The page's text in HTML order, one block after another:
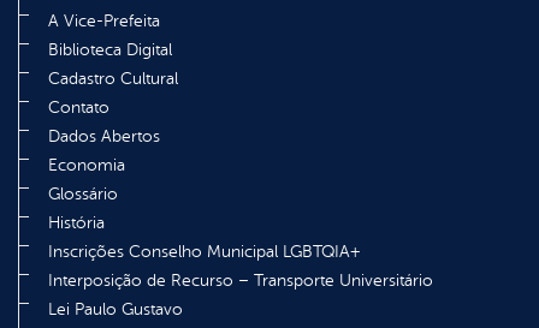
A Vice-Prefeita
Biblioteca Digital
Cadastro Cultural
Contato
Dados Abertos
Economia
Glossário
História
Inscrições Conselho Municipal LGBTQIA+
Interposição de Recurso – Transporte Universitário
Lei Paulo Gustavo